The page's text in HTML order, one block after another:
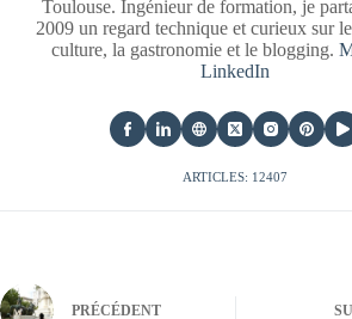
Toulouse. Ingénieur de formation, je
2009 un regard technique et curieux sur
culture, la gastronomie et le blogging.
LinkedIn
ARTICLES: 12407
PRÉCÉDENT